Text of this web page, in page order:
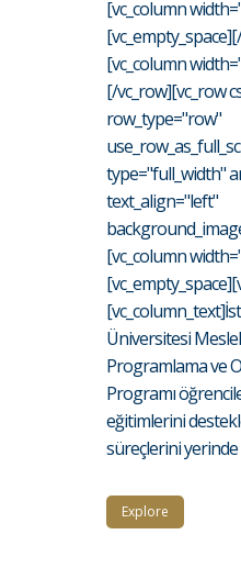
[vc_column
[vc_column
[/vc_row][vc_row
row_type="row"
type="full_width"
text_align="left"
[vc_column
Üniversitesi
Programlama ve
Programı
eğitimlerini
süreçlerini yerinde
Explore